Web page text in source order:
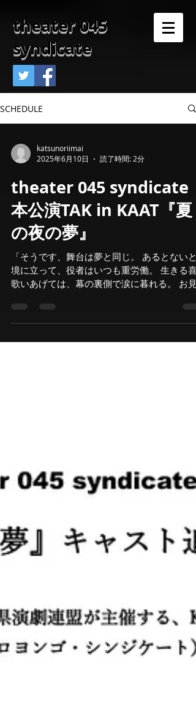
theater 045
syndicate
SCHEDULE
katsunoriimai
2025年6月10日
読了時間: 2分
theater 045 syndicate
本公演TAK in KAAT『夏
の夜の夢』
「そうです、舞台は夢と同じ。 あるとないと
境に立って、役者はいつも重労働。 生きる喜
歌いあげては、幕の裏側で涙に暮れる。 お見
045 syndicateがシェイクスピアに挑む！ 『夏
の夜の夢』...